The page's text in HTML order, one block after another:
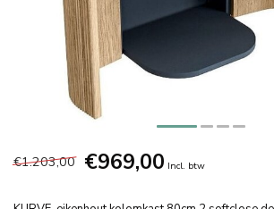
€1.203,00 €969,00 Incl. btw